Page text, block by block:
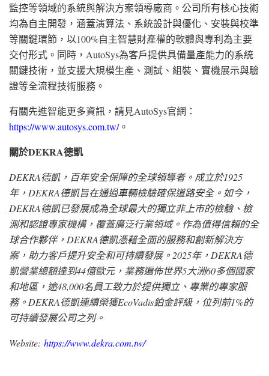
監控等領域的系統與解決方案領導廠商。公司所有核心技術
均為自主開發，涵蓋演算法、系統設計與優化、安裝與校準
等關鍵環節，以100%自主智慧財產權的軟體與專利為主要
交付形式。同時，AutoSys為客戶提供具備量產能力的系統
關鍵技術，並支援大規模生產、測試、組裝、實機展示與驗
證等全流程技術服務。
有關先進智能更多資訊，請見AutoSys官網：
https://www.autosys.com.tw/。
關於DEKRA德凱
DEKRA德凱，百年安全保障的全球領導者。成立於1925
年， DEKRA德凱旨在通過車輛檢驗確保道路安全。如今，
DEKRA德凱已發展成為全球最大的獨立非上市的檢驗、檢
測和認證專家機構，覆蓋廣泛行業領域。作為值得信賴的全
球合作夥伴， DEKRA德凱憑藉全面的服務和創新解決方
案，助力客戶提升安全和可持續發展。2025年，DEKRA德
凱營業總額達到44億歐元，業務遍佈世界5大洲60多個國家
和地區，逾48,000名員工致力於提供獨立、專業的專家服
務。DEKRA德凱連續榮獲EcoVadis鉑金評級，位列前1%的
可持續發展公司之列。
Website: https://www.dekra.com.tw/